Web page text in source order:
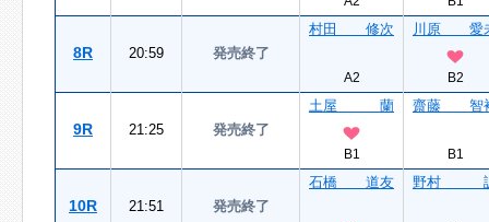
8R 20:59 発売終了
村田 修次
A2
川原 愛
B2
9R 21:25 発売終了
土屋 蘭
B1
齋藤 智
B1
10R 21:51 発売終了
石橋 道友 野村